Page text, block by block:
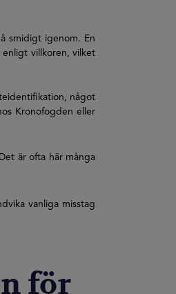
smidigt igenom. En
villkoren, vilket
något
Kronofogden eller
är ofta här många
vanliga misstag
för